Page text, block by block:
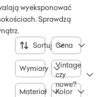
wyeksponować
Sprawdzą
Sortuj Cena
Wymiary
Vintage
czy
nowe?
Materiał Kolor